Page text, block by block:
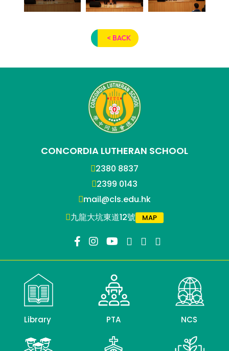
< BACK
CONCORDIA LUTHERAN SCHOOL
2380 8837
2399 0143
mail@cls.edu.hk
九龍大坑東道12號
MAP
Library PTA NCS